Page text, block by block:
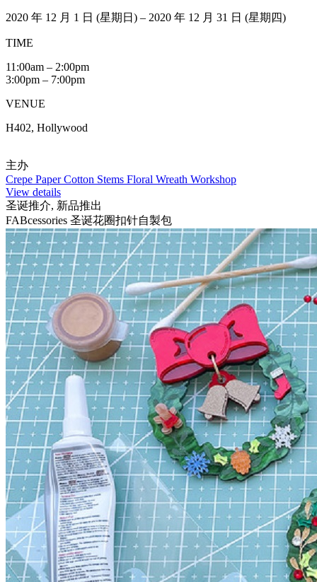
2020 年 12 月 1 日 (星期日) – 2020 年 12 月 31 日 (星期四)
TIME
11:00am – 2:00pm
3:00pm – 7:00pm
VENUE
H402, Hollywood
主办
Crepe Paper Cotton Stems Floral Wreath Workshop
View details
圣诞推介, 新品推出
FABcessories 圣诞花圈扣针自製包